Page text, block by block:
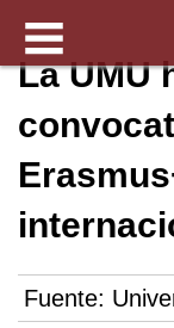
La UMU
Fuente: